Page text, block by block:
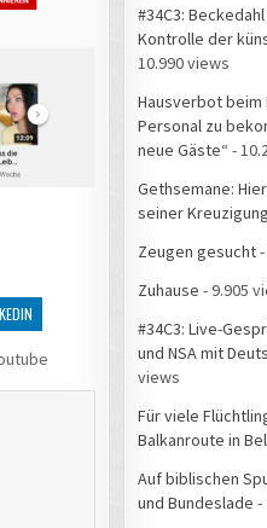
#34C3:
Kontrolle der
10.990 views
Hausverbot beim
Personal zu
neue Gäste“ -
Gethsemane:
seiner Kreuzigung
Zeugen gesucht
Zuhause - 9.905
#34C3: Live-
und NSA mit
views
Für viele
Balkanroute in
Auf biblischen
und Bundeslade -